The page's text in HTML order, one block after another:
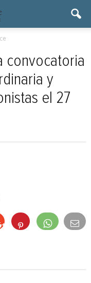
convocatoria
y
el 27